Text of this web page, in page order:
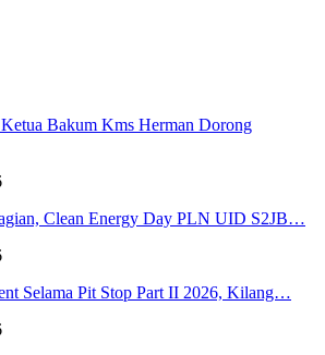
Bakum Kms Herman Dorong
Clean Energy Day PLN UID S2JB…
Selama Pit Stop Part II 2026, Kilang…